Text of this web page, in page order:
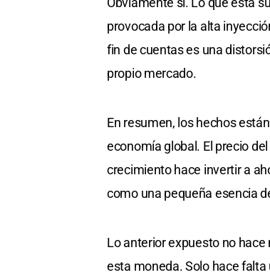
provocada por la alta
fin de cuentas es una
propio mercado.
En resumen, los hechos
economía global. El precio
crecimiento hace invertir a
como una pequeña esencia
Lo anterior expuesto no
esta moneda. Solo hace